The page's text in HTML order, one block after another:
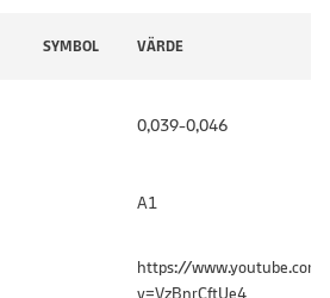
SYMBOL VÄRDE
0,039-0,046
A1
https://
v=VzBnrCftUe4